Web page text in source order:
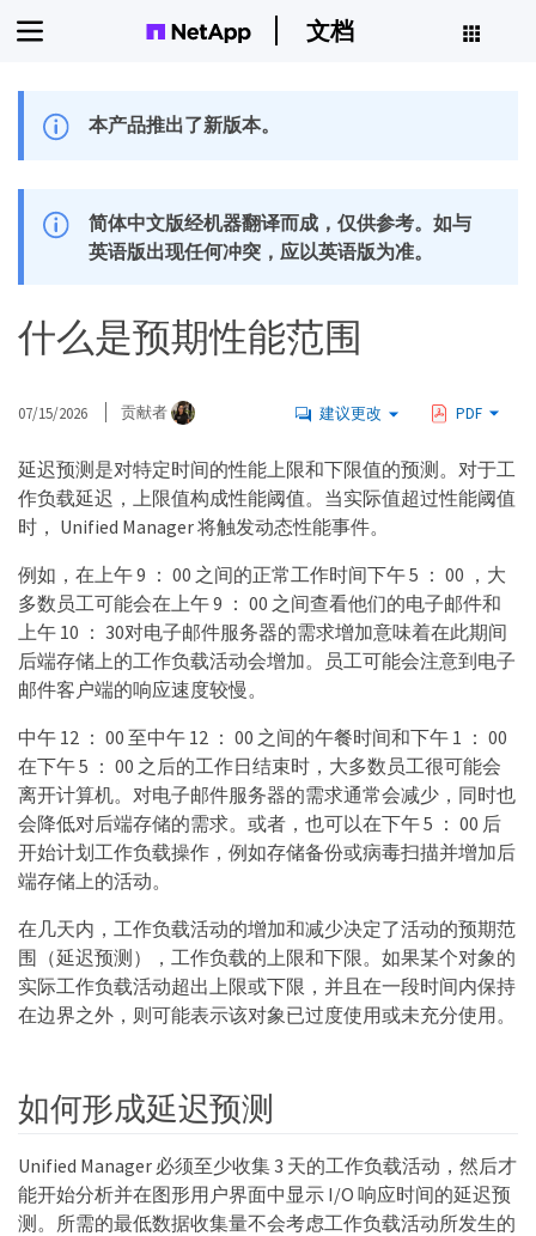
文档
本产品推出了新版本。
简体中文版经机器翻译而成，仅供参考。如与
英语版出现任何冲突，应以英语版为准。
什么是预期性能范围
07/15/2026 贡献者 建议更改 PDF
延迟预测是对特定时间的性能上限和下限值的预测。对于工
作负载延迟，上限值构成性能阈值。当实际值超过性能阈值
时， Unified Manager 将触发动态性能事件。
例如，在上午 9 ： 00 之间的正常工作时间下午 5 ： 00 ，大
多数员工可能会在上午 9 ： 00 之间查看他们的电子邮件和
上午 10 ： 30对电子邮件服务器的需求增加意味着在此期间
后端存储上的工作负载活动会增加。员工可能会注意到电子
邮件客户端的响应速度较慢。
中午 12 ： 00 至中午 12 ： 00 之间的午餐时间和下午 1 ： 00
在下午 5 ： 00 之后的工作日结束时，大多数员工很可能会
离开计算机。对电子邮件服务器的需求通常会减少，同时也
会降低对后端存储的需求。或者，也可以在下午 5 ： 00 后
开始计划工作负载操作，例如存储备份或病毒扫描并增加后
端存储上的活动。
在几天内，工作负载活动的增加和减少决定了活动的预期范
围（延迟预测），工作负载的上限和下限。如果某个对象的
实际工作负载活动超出上限或下限，并且在一段时间内保持
在边界之外，则可能表示该对象已过度使用或未充分使用。
如何形成延迟预测
Unified Manager 必须至少收集 3 天的工作负载活动，然后才
能开始分析并在图形用户界面中显示 I/O 响应时间的延迟预
测。所需的最低数据收集量不会考虑工作负载活动所发生的